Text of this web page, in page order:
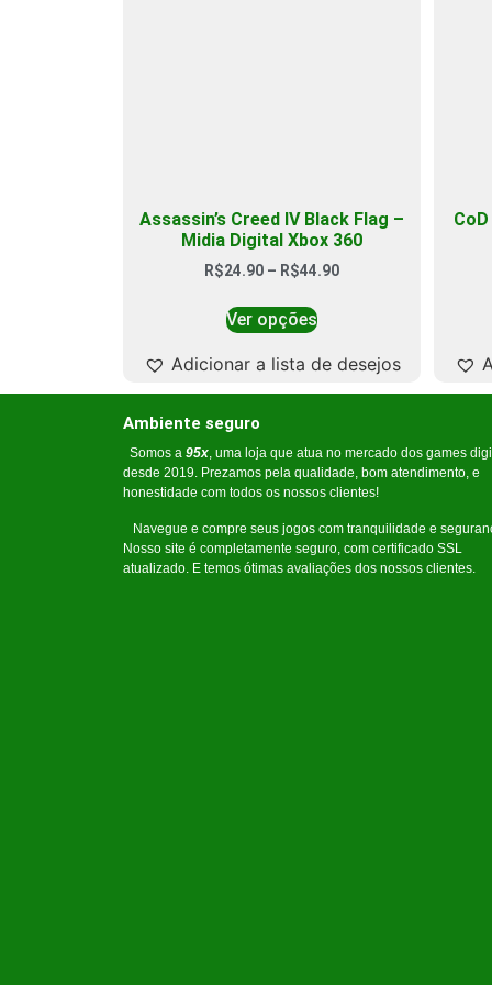
Assassin’s Creed IV Black Flag –
Midia Digital Xbox 360
R$24.90 – R$44.90
Ver opções
Adicionar a lista de desejos
Ambiente seguro
Somos a 95x, uma loja que atua no mercado dos games
desde 2019. Prezamos pela qualidade, bom atendimento, e
honestidade com todos os nossos clientes!
Navegue e compre seus jogos com tranquilidade e
Nosso site é completamente seguro, com certificado SSL
atualizado. E temos ótimas avaliações dos nossos clientes.